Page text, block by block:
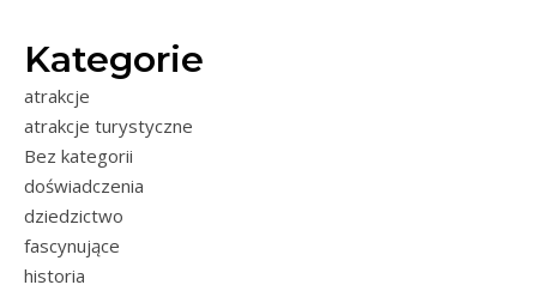
Kategorie
atrakcje
atrakcje turystyczne
Bez kategorii
doświadczenia
dziedzictwo
fascynujące
historia